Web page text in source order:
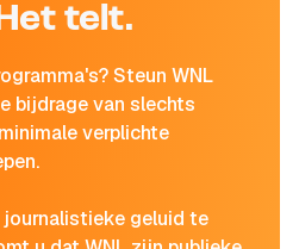
telt.
Steun WNL
bijdrage van slechts
verplichte
journalistieke geluid te